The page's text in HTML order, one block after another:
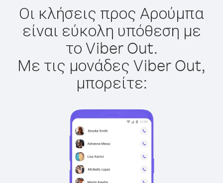
Οι κλήσεις προς Αρούμπα
είναι εύκολη υπόθεση με
το Viber Out.
Με τις μονάδες Viber Out,
μπορείτε: